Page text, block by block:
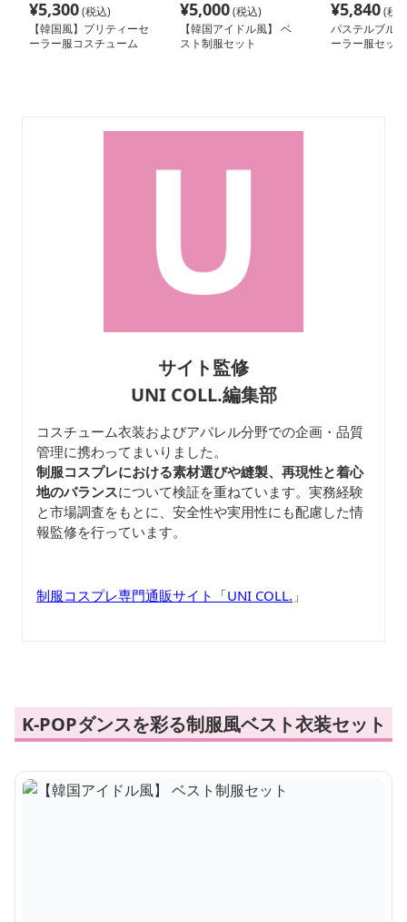
¥5,300(税込)
【韓国風】プリティーセ
ーラー服コスチューム
¥5,000(税込)
【韓国アイドル風】 ベ
スト制服セット
¥5,840(税
パステルブル
ーラー服セット
サイト監修
UNI COLL.編集部
コスチューム衣装およびアパレル分野での企画・品質
管理に携わってまいりました。
制服コスプレにおける素材選びや縫製、再現性と着心
地のバランスについて検証を重ねています。実務経験
と市場調査をもとに、安全性や実用性にも配慮した情
報監修を行っています。
制服コスプレ専門通販サイト「UNI COLL. 」
K-POPダンスを彩る制服風ベスト衣装セット